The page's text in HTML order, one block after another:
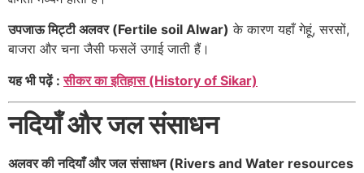
उपजाऊ मिट्टी अलवर (Fertile soil Alwar) के कारण यहाँ गेहूं, सरसों,
बाजरा और चना जैसी फसलें उगाई जाती हैं।
यह भी पढ़ें :सीकर का इतिहास (History of Sikar)
नदियाँ और जल संसाधन
अलवर की नदियाँ और जल संसाधन (Rivers and Water resources